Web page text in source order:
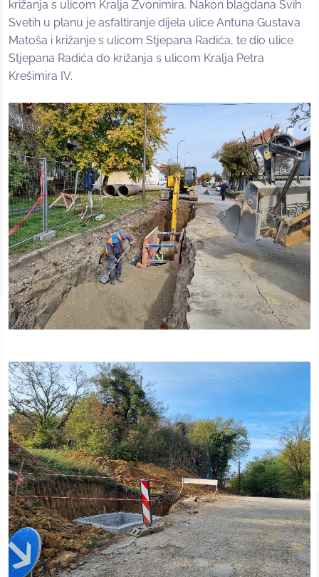
križanja s ulicom Kralja Zvonimira. Nakon blagdana Svih
Svetih u planu je asfaltiranje dijela ulice Antuna Gustava
Matoša i križanje s ulicom Stjepana Radića, te dio ulice
Stjepana Radića do križanja s ulicom Kralja Petra
Krešimira IV.